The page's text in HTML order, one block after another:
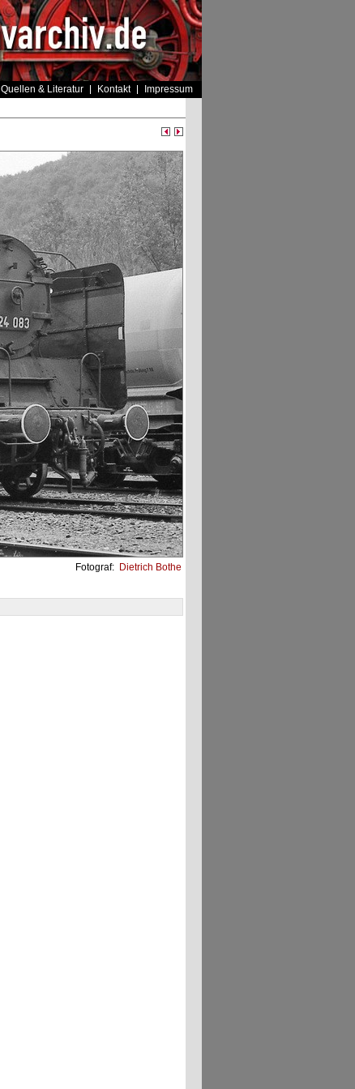
Quellen & Literatur Kontakt Impressum
Fotograf: Dietrich Bothe